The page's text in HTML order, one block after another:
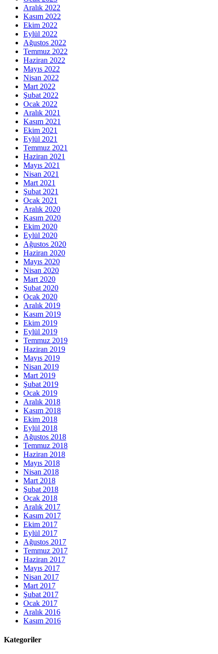
Aralık 2022
Kasım 2022
Ekim 2022
Eylül 2022
Ağustos 2022
Temmuz 2022
Haziran 2022
Mayıs 2022
Nisan 2022
Mart 2022
Şubat 2022
Ocak 2022
Aralık 2021
Kasım 2021
Ekim 2021
Eylül 2021
Temmuz 2021
Haziran 2021
Mayıs 2021
Nisan 2021
Mart 2021
Şubat 2021
Ocak 2021
Aralık 2020
Kasım 2020
Ekim 2020
Eylül 2020
Ağustos 2020
Haziran 2020
Mayıs 2020
Nisan 2020
Mart 2020
Şubat 2020
Ocak 2020
Aralık 2019
Kasım 2019
Ekim 2019
Eylül 2019
Temmuz 2019
Haziran 2019
Mayıs 2019
Nisan 2019
Mart 2019
Şubat 2019
Ocak 2019
Aralık 2018
Kasım 2018
Ekim 2018
Eylül 2018
Ağustos 2018
Temmuz 2018
Haziran 2018
Mayıs 2018
Nisan 2018
Mart 2018
Şubat 2018
Ocak 2018
Aralık 2017
Kasım 2017
Ekim 2017
Eylül 2017
Ağustos 2017
Temmuz 2017
Haziran 2017
Mayıs 2017
Nisan 2017
Mart 2017
Şubat 2017
Ocak 2017
Aralık 2016
Kasım 2016
Kategoriler